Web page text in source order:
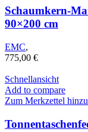
Schaumkern-
90×200 cm
EMC,
775,00 €
Schnellansicht
Add to compare
Zum Merkzettel